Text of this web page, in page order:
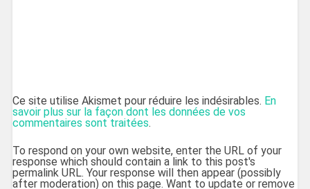
Ce site utilise Akismet pour réduire les indésirables. En
savoir plus sur la façon dont les données de vos
commentaires sont traitées.
To respond on your own website, enter the URL of your
response which should contain a link to this post's
permalink URL. Your response will then appear (possibly
after moderation) on this page. Want to update or remove